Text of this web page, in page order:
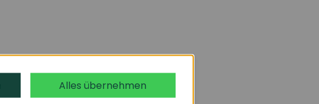
Alles übernehmen